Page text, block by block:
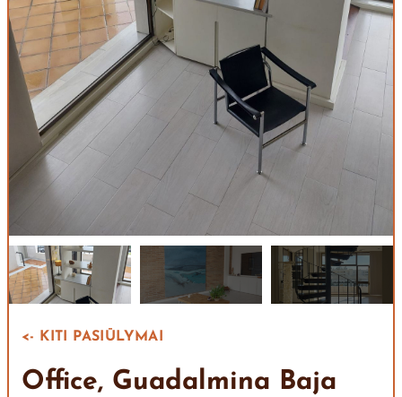
<- KITI PASIŪLYMAI
Office, Guadalmina Baja